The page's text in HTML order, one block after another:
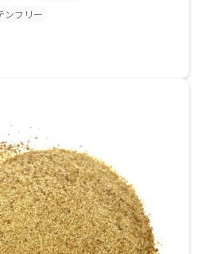
不純物を除去しています。 ・
ンフリー